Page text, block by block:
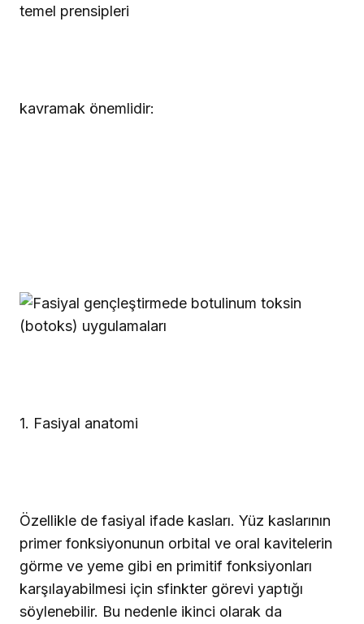
temel prensipleri
kavramak önemlidir:
1. Fasiyal anatomi
Özellikle de fasiyal ifade kasları. Yüz kaslarının
primer fonksiyonunun orbital ve oral kavitelerin
görme ve yeme gibi en primitif fonksiyonları
karşılayabilmesi için sfinkter görevi yaptığı
söylenebilir. Bu nedenle ikinci olarak da